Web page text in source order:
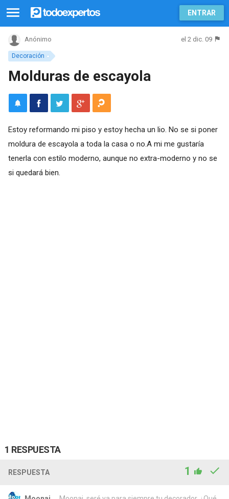
ENTRAR
Decoración
Anónimo el 2 dic. 09
Molduras de escayola
Estoy reformando mi piso y estoy hecha un lio. No se si poner
moldura de escayola a toda la casa o no.A mi me gustaría
tenerla con estilo moderno, aunque no extra-moderno y no se
si quedará bien.
1 RESPUESTA
RESPUESTA 1